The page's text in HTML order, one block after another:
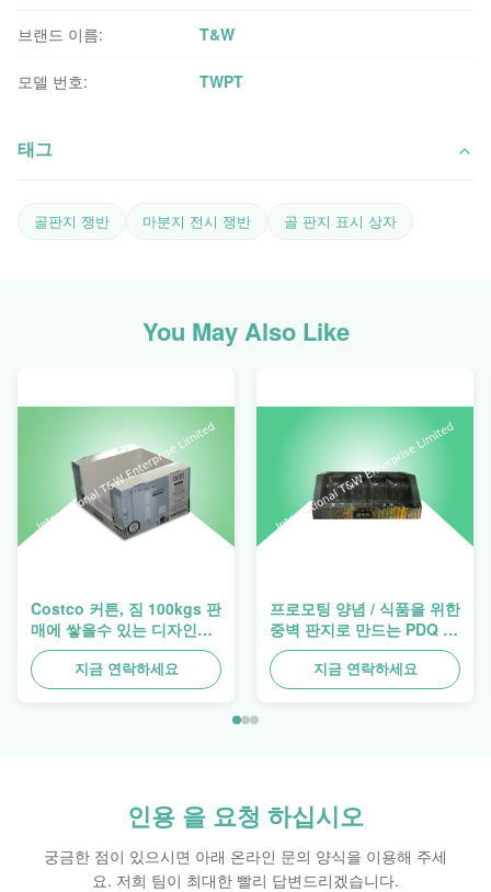
브랜드 이름: T&W
모델 번호: TWPT
태그
골판지 쟁반 마분지 전시 쟁반 골 판지 표시 상자
You May Also Like
Costco 커튼, 짐 100kgs 판
매에 쌓을수 있는 디자인
Pdq 쟁반
지금 연락하세요
프로모팅 양념 / 식품을 위한
중벽 판지로 만드는 PDQ 트
레이 과중한 업무 적층
지금 연락하세요
인용 을 요청 하십시오
궁금한 점이 있으시면 아래 온라인 문의 양식을 이용해 주세
요. 저희 팀이 최대한 빨리 답변드리겠습니다.